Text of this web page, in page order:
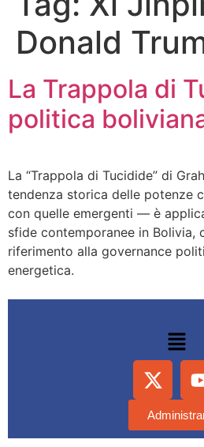
Donald
La Trappola di
politica
La “Trappola di Tucidide” di
tendenza storica delle potenze
con quelle emergenti — è
sfide contemporanee in Bolivia,
riferimento alla governance
energetica.